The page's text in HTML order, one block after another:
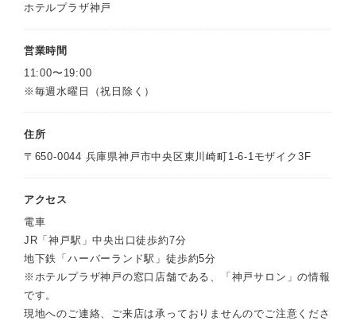
ホテルプラザ神戸
営業時間
11:00〜19:00
※毎週水曜日（祝日除く）
住所
〒650-0044 兵庫県神戸市中央区東川崎町1-6-1モザイク3F
アクセス
電車
JR「神戸駅」中央出口徒歩約7分
地下鉄「ハーバーランド駅」徒歩約5分
※ホテルプラザ神戸の窓口店舗である、「神戸サロン」の情報
です。
現地へのご連絡、ご来店は承っておりませんのでご注意くださ